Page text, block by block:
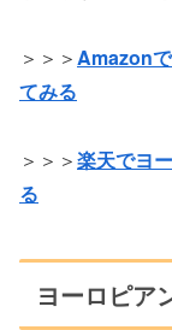
＞＞＞Amazon
てみる
＞＞＞楽天でヨ
る
ヨーロピア